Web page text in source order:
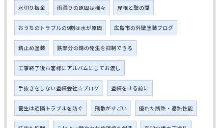
水切り板金 雨漏りの原因は様々 屋根と壁の間
おうちのトラブルの9割は水が原因 広島市の外壁塗装ブログ
錆止め塗装 鉄部分の錆の発生を抑制できる
工事終了後お客様にアルバムにしてお渡し
手抜きをしない塗装会社☆ブログ 塗装をする前に
養生は近隣トラブルを防ぐ 飛散がすごい 優れた断熱・遮熱性能